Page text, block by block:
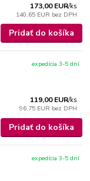
173,00 EUR/ks
140,65 EUR bez DPH
Pridať do košíka
119,00 EUR/ks
96,75 EUR bez DPH
expedícia 3-5 dní
Pridať do košíka
expedícia 3-5 dní